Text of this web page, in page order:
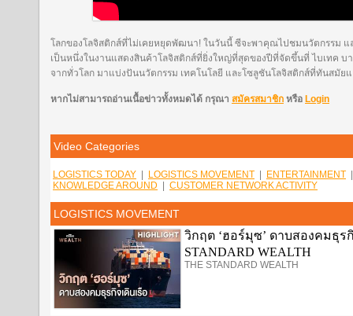
โลกของโลจิสติกส์ที่ไม่เคยหยุดพัฒนา! ในวันนี้ ซีจะพาคุณไปชมนวัตกรรม แ
เป็นหนึ่งในงานแสดงสินค้าโลจิสติกส์ที่ยิ่งใหญ่ที่สุดของปีที่จัดขึ้นที่ ไบเทค บ
จากทั่วโลก มาแบ่งปันนวัตกรรม เทคโนโลยี และโซลูชันโลจิสติกส์ที่ทันสมัย
หากไม่สามารถอ่านเนื้อข่าวทั้งหมดได้ กรุณา สมัครสมาชิก หรือ Login
Video Categories
LOGISTICS TODAY LOGISTICS MOVEMENT ENTERTAINMENT
KNOWLEDGE AROUND
CUSTOMER NETWORK ACTIVITY
LOGISTICS MOVEMENT
วิกฤต ‘ฮอร์มุซ’ ดาบสองคมธุ
STANDARD WEALTH
THE STANDARD WEALTH